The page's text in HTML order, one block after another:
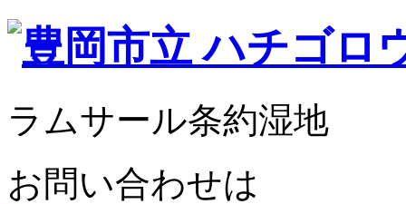
ラムサール条約湿地
お問い合わせは